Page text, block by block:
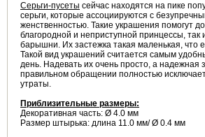
Серьги-пусеты сейчас находятся на пике
серьги, которые ассоциируются с
женственностью. Такие украшения помогут
благородной и неприступной принцессы, так
барышни. Их застежка такая маленькая, что
Такой вид украшений считается самым
день. Надевать их очень просто, а надежная
правильном обращении полностью
утраты.
Приблизительные размеры:
Декоративная часть: Ø 4.0 мм
Размер штырька: длина 11.0 мм/ Ø 0.4 мм